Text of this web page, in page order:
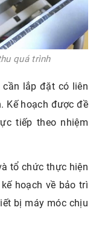
quá trình
lắp đặt có liên
Kế hoạch được đề
tiếp theo nhiệm
tổ chức thực hiện
hoạch về bảo trì
bị máy móc chịu